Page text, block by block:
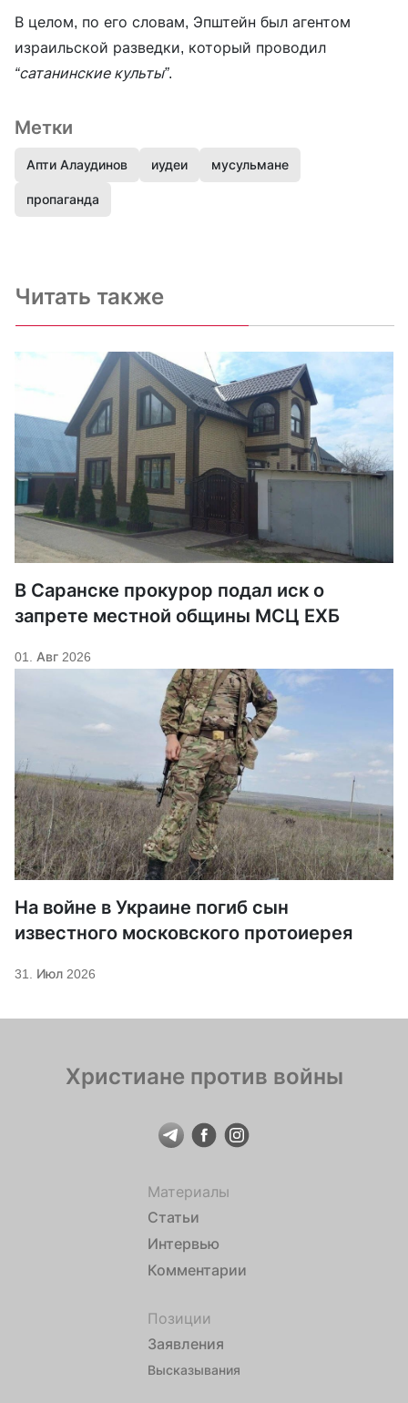
В целом, по его словам, Эпштейн был агентом
израильской разведки, который проводил
“сатанинские культы”.
Метки
Апти Алаудинов иудеи мусульмане
пропаганда
Читать также
В Саранске прокурор подал иск о
запрете местной общины МСЦ ЕХБ
01. Авг 2026
На войне в Украине погиб сын
известного московского протоиерея
31. Июл 2026
Христиане против войны
Материалы
Статьи
Интервью
Комментарии
Позиции
Заявления
Высказывания